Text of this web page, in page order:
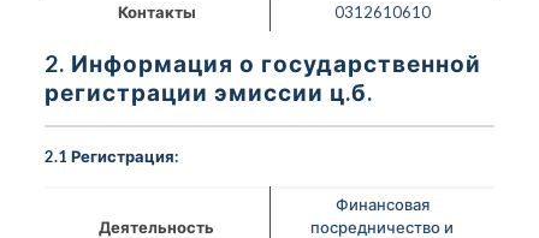
Контакты
0312610610
2. Информация о государственной
регистрации эмиссии ц.б.
2.1 Регистрация:
Деятельность
Финансовая
посредничество и